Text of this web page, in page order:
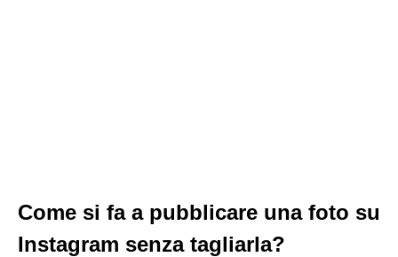
Come si fa a pubblicare una foto su
Instagram senza tagliarla?